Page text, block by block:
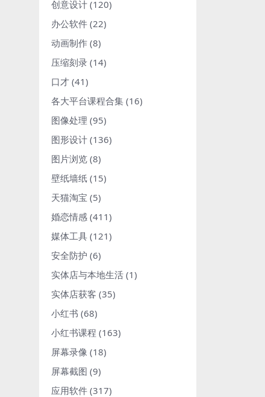
创意设计 (120)
办公软件 (22)
动画制作 (8)
压缩刻录 (14)
口才 (41)
各大平台课程合集 (16)
图像处理 (95)
图形设计 (136)
图片浏览 (8)
壁纸墙纸 (15)
天猫淘宝 (5)
婚恋情感 (411)
媒体工具 (121)
安全防护 (6)
实体店与本地生活 (1)
实体店获客 (35)
小红书 (68)
小红书课程 (163)
屏幕录像 (18)
屏幕截图 (9)
应用软件 (317)